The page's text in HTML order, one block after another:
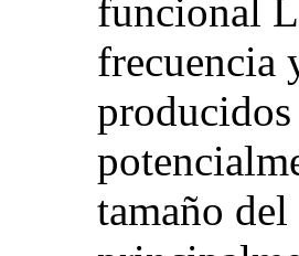
funcional
frecuencia
tamaño